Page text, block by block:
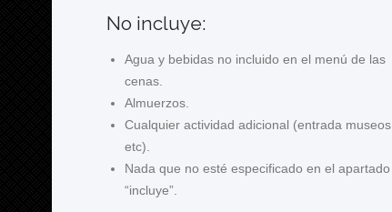
No incluye:
Agua y bebidas no incluido en el menú de las
cenas.
Almuerzos.
Cualquier actividad adicional (entrada museos,
etc).
Nada que no esté especificado en el apartado
“incluye”.